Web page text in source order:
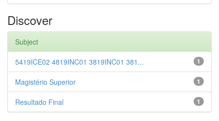
Discover
Subject
1
5419ICE02 4819INC01 3819INC01 381...
1
Magistério Superior
1
Resultado Final